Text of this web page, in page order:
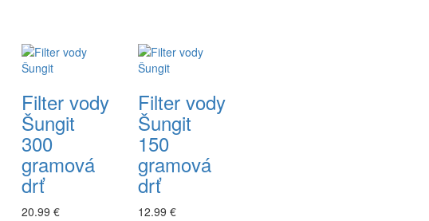
Filter vody
Šungit
300
gramová
drť
20.99 €
Filter vody
Šungit
150
gramová
drť
12.99 €